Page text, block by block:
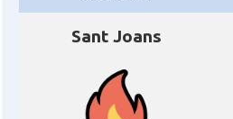
Sant Joans